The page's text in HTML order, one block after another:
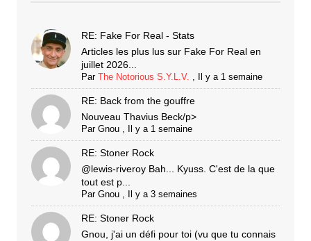
RE: Fake For Real - Stats
Articles les plus lus sur Fake For Real en
juillet 2026...
Par The Notorious S.Y.L.V. , Il y a 1 semaine
RE: Back from the gouffre
Nouveau Thavius Beck/p>
Par Gnou, Il y a 1 semaine
RE: Stoner Rock
@lewis-riveroy Bah... Kyuss. C'est de la que
tout est p...
Par Gnou, Il y a 3 semaines
RE: Stoner Rock
Gnou, j'ai un défi pour toi (vu que tu connais